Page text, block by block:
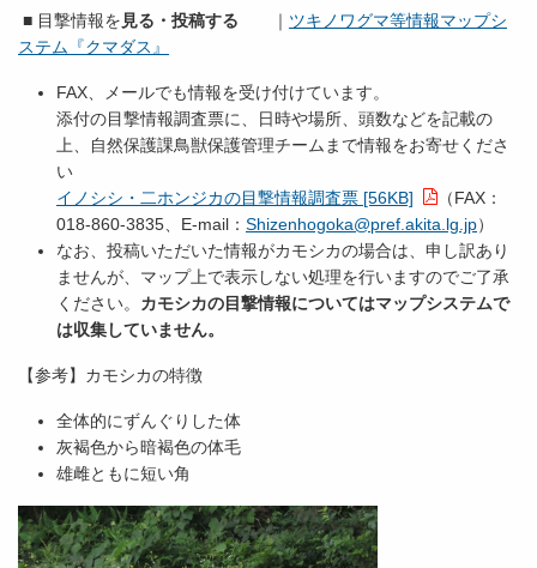
■ 目撃情報を見る・投稿する ｜ ツキノワグマ等情報マップシ
ステム『クマダス』
FAX、メールでも情報を受け付けています。
添付の目撃情報調査票に、日時や場所、頭数などを記載の
上、自然保護課鳥獣保護管理チームまで情報をお寄せくださ
い
イノシシ・二ホンジカの目撃情報調査票 [56KB]
（FAX：
018-860-3835、E-mail： Shizenhogoka@pref.akita.lg.jp）
なお、投稿いただいた情報がカモシカの場合は、申し訳あり
ませんが、マップ上で表示しない処理を行いますのでご了承
ください。 カモシカの目撃情報についてはマップシステムで
は収集していません。
【参考】カモシカの特徴
全体的にずんぐりした体
灰褐色から暗褐色の体毛
雄雌ともに短い角